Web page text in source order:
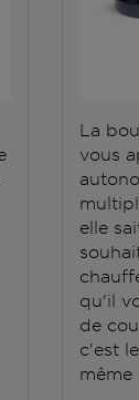
La
vous
elle
qu'il
de
c'est
même